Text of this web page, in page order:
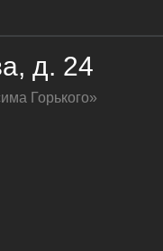
д. 24
Горького»